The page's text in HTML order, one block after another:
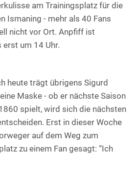
am Trainingsplatz für die
Ismaning - mehr als 40 Fans
nicht vor Ort. Anpfiff ist
erst um 14 Uhr.
heute trägt übrigens Sigurd
Maske - ob er nächste Saison
spielt, wird sich die nächsten
Erst in dieser Woche
auf dem Weg zum
zu einem Fan gesagt: “Ich